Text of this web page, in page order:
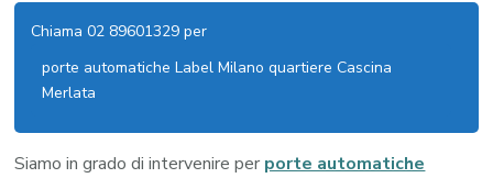
Chiama 02 89601329 per
porte automatiche Label Milano quartiere Cascina
Merlata
Siamo in grado di intervenire per porte automatiche